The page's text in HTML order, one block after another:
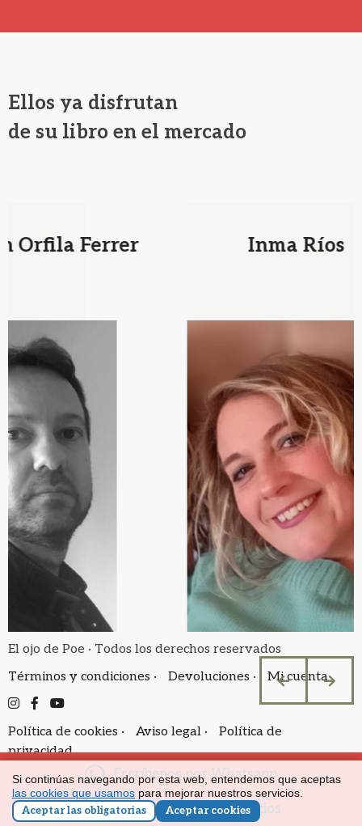
Ellos ya disfrutan
de su libro en el mercado
Inma Ríos
El ojo de Poe · Todos los derechos reservados
Términos y condiciones ·
Devoluciones · Mi cuenta
Política de cookies · Aviso legal ·
Política de
privacidad
Escríbenos por Whatsapp
Solicita nuestros servicios
Si continúas navegando por esta web, entendemos que aceptas
las cookies que usamos para mejorar nuestros servicios.
Aceptar las obligatorias
Aceptar cookies